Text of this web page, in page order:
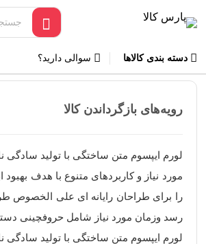
دسته بندی کالاها سوالی دارید؟
رویه‌های بازگرداندن کالا
لورم ایپسوم متن ساختگی با تولید
مورد نیاز و کاربردهای متنوع با هدف
را برای طراحان رایانه ای علی الخصوص
رسد وزمان مورد نیاز شامل حروفچینی
لورم ایپسوم متن ساختگی با تولید